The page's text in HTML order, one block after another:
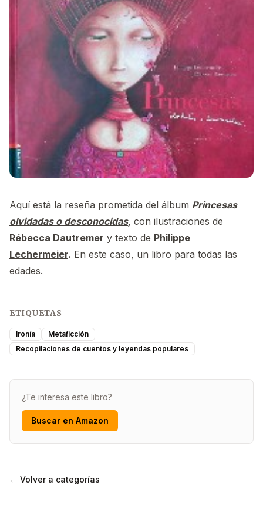
Aquí está la reseña prometida del álbum Princesas
olvidadas o desconocidas, con ilustraciones de
Rébecca Dautremer y texto de Philippe
Lechermeier. En este caso, un libro para todas las
edades.
ETIQUETAS
Ironía
Metaficción
Recopilaciones de cuentos y leyendas populares
¿Te interesa este libro?
Buscar en Amazon
← Volver a categorías